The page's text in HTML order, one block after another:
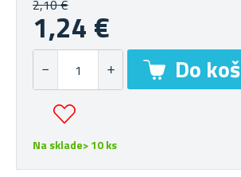
2,10 €
1,24 €
Na sklade> 10 ks